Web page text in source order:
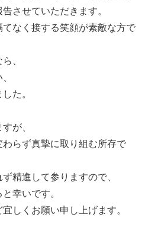
させていただきます。
なく接する笑顔が素敵な方で
、
た。
が、
らず真摯に取り組む所存で
精進して参りますので、
幸いです。
しくお願い申し上げます。